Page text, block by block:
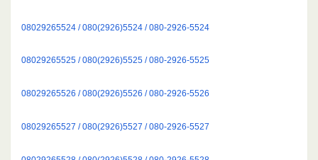
08029265524 / 080(2926)5524 / 080-2926-5524
08029265525 / 080(2926)5525 / 080-2926-5525
08029265526 / 080(2926)5526 / 080-2926-5526
08029265527 / 080(2926)5527 / 080-2926-5527